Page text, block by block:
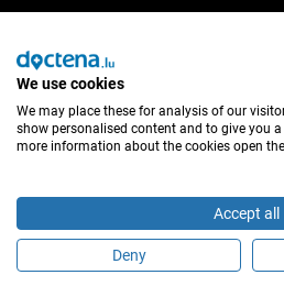
Sind Sie dieser
We use cookies
We may place these for analysis of our
show personalised content and to give you
more information about the cookies open
Accept all
Deny